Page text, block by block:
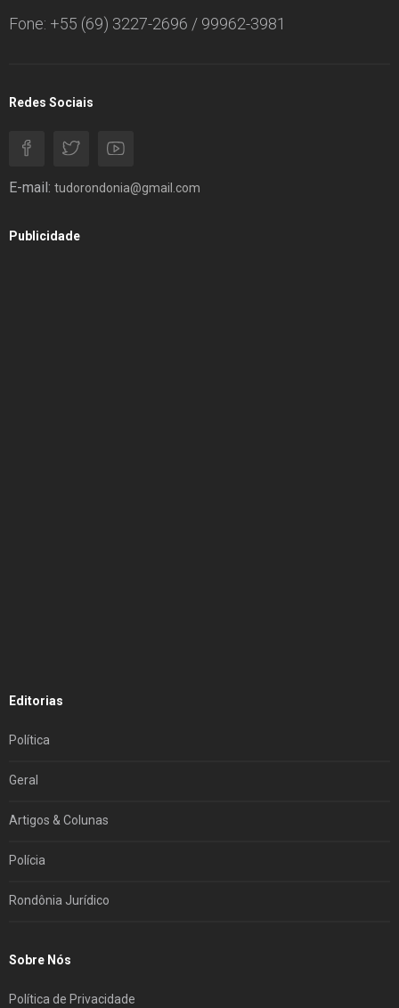
Fone: +55 (69) 3227-2696 / 99962-3981
Redes Sociais
E-mail: tudorondonia@gmail.com
Publicidade
Editorias
Política
Geral
Artigos & Colunas
Polícia
Rondônia Jurídico
Sobre Nós
Política de Privacidade